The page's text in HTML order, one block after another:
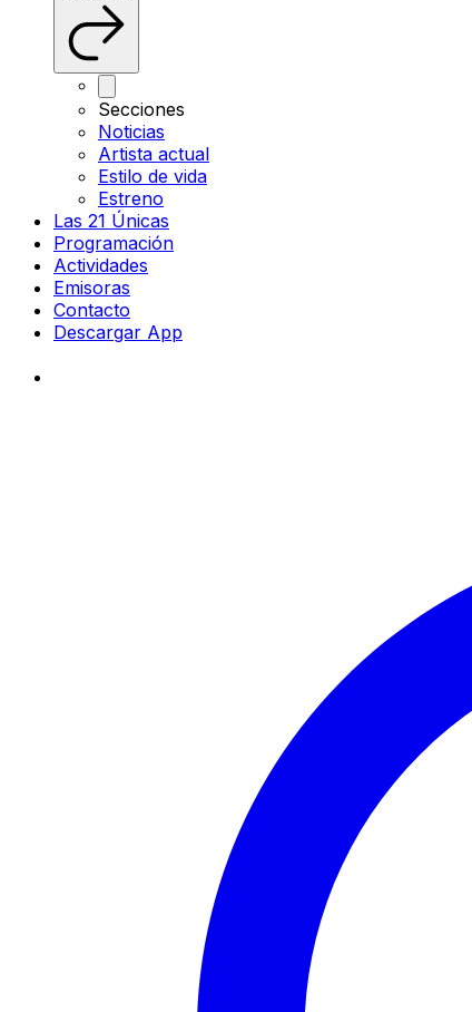
Secciones
Noticias
Artista actual
Estilo de vida
Estreno
Las 21 Únicas
Programación
Actividades
Emisoras
Contacto
Descargar App